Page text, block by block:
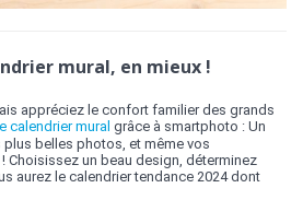
mural, en mieux !
appréciez le confort familier des grands
calendrier mural grâce à smartphoto : Un
belles photos, et même vos
Choisissez un beau design, déterminez
aurez le calendrier tendance 2024 dont